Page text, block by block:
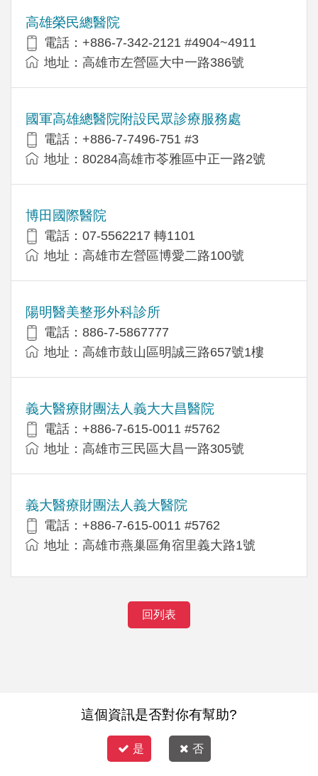
高雄榮民總醫院
電話：+886-7-342-2121 #4904~4911
地址：高雄市左營區大中一路386號
國軍高雄總醫院附設民眾診療服務處
電話：+886-7-7496-751 #3
地址：80284高雄市苓雅區中正一路2號
博田國際醫院
電話：07-5562217 轉1101
地址：高雄市左營區博愛二路100號
陽明醫美整形外科診所
電話：886-7-5867777
地址：高雄市鼓山區明誠三路657號1樓
義大醫療財團法人義大大昌醫院
電話：+886-7-615-0011 #5762
地址：高雄市三民區大昌一路305號
義大醫療財團法人義大醫院
電話：+886-7-615-0011 #5762
地址：高雄市燕巢區角宿里義大路1號
回列表
這個資訊是否對你有幫助?
是 否